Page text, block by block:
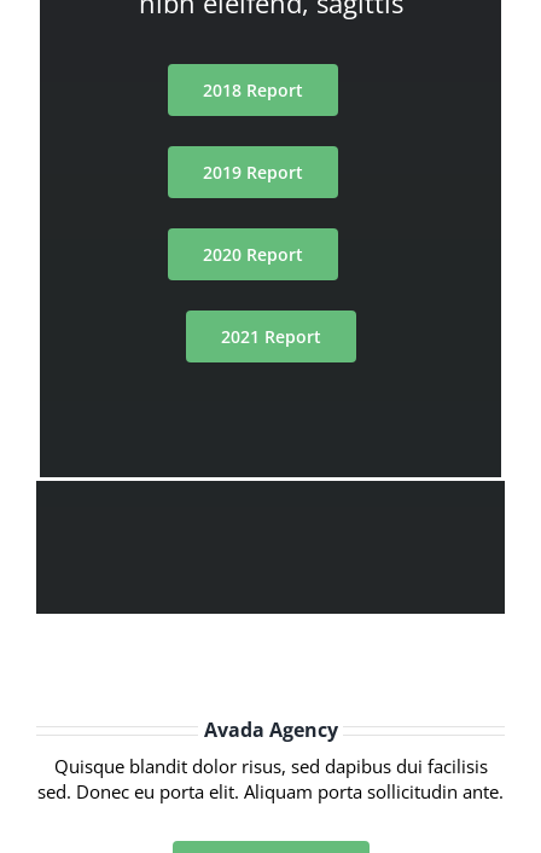
2018 Report
2019 Report
2020 Report
2021 Report
Avada Agency
Quisque blandit dolor risus, sed dapibus dui facilisis
sed. Donec eu porta elit. Aliquam porta sollicitudin ante.